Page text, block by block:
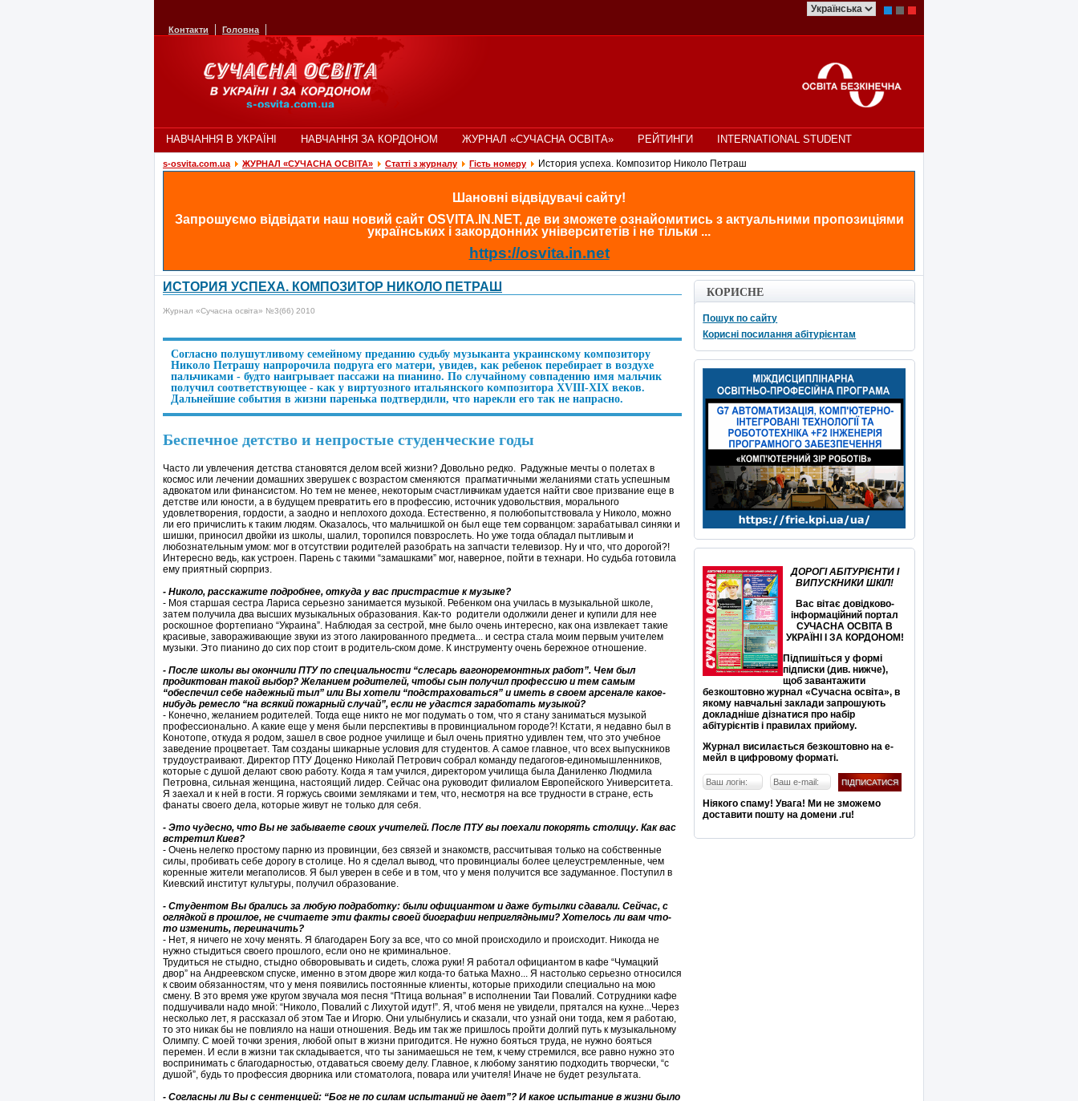
Контакти Головна
НАВЧАННЯ В УКРАЇНІ НАВЧАННЯ ЗА КОРДОНОМ ЖУРНАЛ «СУЧАСНА ОСВІТА» РЕЙТИНГИ INTERNATIONAL STUDENT
s-osvita.com.ua ЖУРНАЛ «СУЧАСНА ОСВІТА» Статті з журналу Гість номеру История успеха. Композитор Николо Петраш
Шановні відвідувачі сайту!
Запрошуємо відвідати наш новий сайт OSVITA.IN.NET, де ви зможете ознайомитись з актуальними пропозиціями
українських і закордонних університетів і не тільки ...
https://osvita.in.net
ИСТОРИЯ УСПЕХА. КОМПОЗИТОР НИКОЛО ПЕТРАШ
Журнал «Сучасна освіта» №3(66) 2010
Согласно полушутливому семейному преданию судьбу музыканта украинскому композитору
Николо Петрашу напророчила подруга его матери, увидев, как ребенок перебирает в воздухе
пальчиками - будто наигрывает пассажи на пианино. По случайному совпадению имя мальчик
получил соответствующее - как у виртуозного итальянского композитора XVIII-XIX веков.
Дальнейшие события в жизни паренька подтвердили, что нарекли его так не напрасно.
Беспечное детство и непростые студенческие годы
Часто ли увлечения детства становятся делом всей жизни? Довольно редко. Радужные мечты о полетах в
космос или лечении домашних зверушек с возрастом сменяются прагматичными желаниями стать успешным
адвокатом или финансистом. Но тем не менее, некоторым счастливчикам удается найти свое призвание еще в
детстве или юности, а в будущем превратить его в профессию, источник удовольствия, морального
удовлетворения, гордости, а заодно и неплохого дохода. Естественно, я полюбопытствовала у Николо, можно
ли его причислить к таким людям. Оказалось, что мальчишкой он был еще тем сорванцом: зарабатывал синяки и
шишки, приносил двойки из школы, шалил, торопился повзрослеть. Но уже тогда обладал пытливым и
любознательным умом: мог в отсутствии родителей разобрать на запчасти телевизор. Ну и что, что дорогой?!
Интересно ведь, как устроен. Парень с такими “замашками” мог, наверное, пойти в технари. Но судьба готовила
ему приятный сюрприз.
- Николо, расскажите подробнее, откуда у вас пристрастие к музыке?
- Моя старшая сестра Лариса серьезно занимается музыкой. Ребенком она училась в музыкальной школе,
затем получила два высших музыкальных образования. Как-то родители одолжили денег и купили для нее
роскошное фортепиано “Украина”. Наблюдая за сестрой, мне было очень интересно, как она извлекает такие
красивые, завораживающие звуки из этого лакированного предмета... и сестра стала моим первым учителем
музыки. Это пианино до сих пор стоит в родитель-ском доме. К инструменту очень бережное отношение.
- После школы вы окончили ПТУ по специальности “слесарь вагоноремонтных работ”. Чем был
продиктован такой выбор? Желанием родителей, чтобы сын получил профессию и тем самым
“обеспечил себе надежный тыл” или Вы хотели “подстраховаться” и иметь в своем арсенале какое-
нибудь ремесло “на всякий пожарный случай”, если не удастся заработать музыкой?
- Конечно, желанием родителей. Тогда еще никто не мог подумать о том, что я стану заниматься музыкой
профессионально. А какие еще у меня были перспективы в провинциальном городе?! Кстати, я недавно был в
Конотопе, откуда я родом, зашел в свое родное училище и был очень приятно удивлен тем, что это учебное
заведение процветает. Там созданы шикарные условия для студентов. А самое главное, что всех выпускников
трудоустраивают. Директор ПТУ Доценко Николай Петрович собрал команду педагогов-единомышленников,
которые с душой делают свою работу. Когда я там учился, директором училища была Даниленко Людмила
Петровна, сильная женщина, настоящий лидер. Сейчас она руководит филиалом Европейского Университета.
Я заехал и к ней в гости. Я горжусь своими земляками и тем, что, несмотря на все трудности в стране, есть
фанаты своего дела, которые живут не только для себя.
- Это чудесно, что Вы не забываете своих учителей. После ПТУ вы поехали покорять столицу. Как вас
встретил Киев?
- Очень нелегко простому парню из провинции, без связей и знакомств, рассчитывая только на собственные
силы, пробивать себе дорогу в столице. Но я сделал вывод, что провинциалы более целеустремленные, чем
коренные жители мегаполисов. Я был уверен в себе и в том, что у меня получится все задуманное. Поступил в
Киевский институт культуры, получил образование.
- Студентом Вы брались за любую подработку: были официантом и даже бутылки сдавали. Сейчас, с
оглядкой в прошлое, не считаете эти факты своей биографии неприглядными? Хотелось ли вам что-
то изменить, переиначить?
- Нет, я ничего не хочу менять. Я благодарен Богу за все, что со мной происходило и происходит. Никогда не
нужно стыдиться своего прошлого, если оно не криминальное.
Трудиться не стыдно, стыдно обворовывать и сидеть, сложа руки! Я работал официантом в кафе “Чумацкий
двор” на Андреевском спуске, именно в этом дворе жил когда-то батька Махно... Я настолько серьезно относился
к своим обязанностям, что у меня появились постоянные клиенты, которые приходили специально на мою
смену. В это время уже кругом звучала моя песня “Птица вольная” в исполнении Таи Повалий. Сотрудники кафе
подшучивали надо мной: “Николо, Повалий с Лихутой идут!”. Я, чтоб меня не увидели, прятался на кухне...Через
несколько лет, я рассказал об этом Тае и Игорю. Они улыбнулись и сказали, что узнай они тогда, кем я работаю,
то это никак бы не повлияло на наши отношения. Ведь им так же пришлось пройти долгий путь к музыкальному
Олимпу. С моей точки зрения, любой опыт в жизни пригодится. Не нужно бояться труда, не нужно бояться
перемен. И если в жизни так складывается, что ты занимаешься не тем, к чему стремился, все равно нужно это
воспринимать с благодарностью, отдаваться своему делу. Главное, к любому занятию подходить творчески, “с
душой”, будь то профессия дворника или стоматолога, повара или учителя! Иначе не будет результата.
- Согласны ли Вы с сентенцией: “Бог не по силам испытаний не дает”? И какое испытание в жизни было
КОРИСНЕ
Пошук по сайту
Корисні посилання абітурієнтам
ДОРОГІ АБІТУРІЄНТИ І
ВИПУСКНИКИ ШКІЛ!
Вас вітає довідково-
інформаційний портал
СУЧАСНА ОСВІТА В
УКРАЇНІ І ЗА КОРДОНОМ!
Підпишіться у формі
підписки (див. нижче),
щоб завантажити
безкоштовно журнал «Сучасна освіта», в
якому навчальні заклади запрошують
докладніше дізнатися про набір
абітурієнтів і правилах прийому.
Журнал висилається безкоштовно на е-
мейл в цифровому форматі.
Ніякого спаму! Увага! Ми не зможемо
доставити пошту на домени .ru!